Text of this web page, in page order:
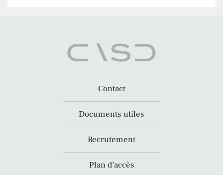
Contact
Documents utiles
Recrutement
Plan d’accès